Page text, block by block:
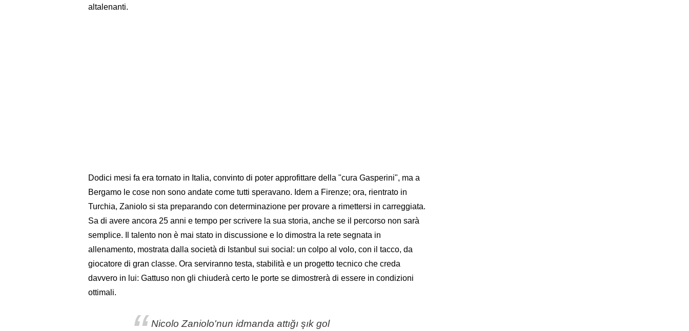
altalenanti.
Dodici mesi fa era tornato in Italia, convinto di poter approfittare della "cura Gasperini", ma a
Bergamo le cose non sono andate come tutti speravano. Idem a Firenze; ora, rientrato in
Turchia, Zaniolo si sta preparando con determinazione per provare a rimettersi in carreggiata.
Sa di avere ancora 25 anni e tempo per scrivere la sua storia, anche se il percorso non sarà
semplice. Il talento non è mai stato in discussione e lo dimostra la rete segnata in
allenamento, mostrata dalla società di Istanbul sui social: un colpo al volo, con il tacco, da
giocatore di gran classe. Ora serviranno testa, stabilità e un progetto tecnico che creda
davvero in lui: Gattuso non gli chiuderà certo le porte se dimostrerà di essere in condizioni
ottimali.
Nicolo Zaniolo'nun idmanda attığı şık gol